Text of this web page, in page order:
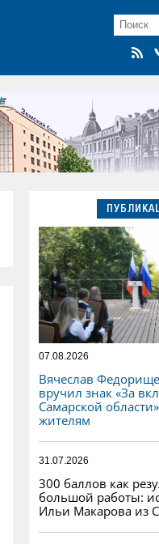
07.08.2026
Вячеслав
вручил знак «За
Самарской
жителям
31.07.2026
300 баллов как
большой работы:
Ильи Макарова из